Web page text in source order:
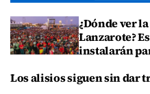
¿Dónde ver
Lanzarote?
instalarán
Los alisios siguen sin dar